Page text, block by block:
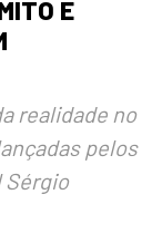
E
realidade no
pelos
Sérgio